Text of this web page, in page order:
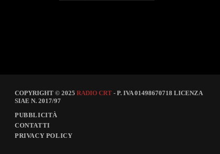
COPYRIGHT © 2025 RADIO CRT - P. IVA 01498670718 LICENZA
SIAE N. 2017/97
PUBBLICITÀ
CONTATTI
PRIVACY POLICY